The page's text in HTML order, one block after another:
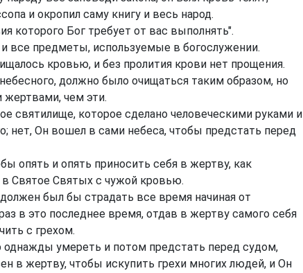
и окропил саму книгу и весь народ.
которого Бог требует от вас выполнять".
все предметы, используемые в богослужении.
кровью, и без пролития крови нет прощения.
должно было очищаться таким образом, но
жертвами, чем эти.
святилище, которое сделано человеческими руками и
нет, Он вошел в сами небеса, чтобы предстать перед
опять и опять приносить себя в жертву, как
Святое Святых с чужой кровью.
был бы страдать все время начиная от
в это последнее время, отдав в жертву самого себя
с грехом.
однажды умереть и потом предстать перед судом,
в жертву, чтобы искупить грехи многих людей, и Он